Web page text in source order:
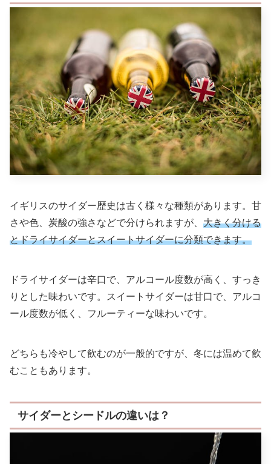
イギリスのサイダー歴史は古く様々な種類があります。甘
さや色、炭酸の強さなどで分けられますが、 大きく分ける
とドライサイダーとスイートサイダーに分類できます。
ドライサイダーは辛口で、アルコール度数が高く、すっき
りとした味わいです。スイートサイダーは甘口で、アルコ
ール度数が低く、フルーティーな味わいです。
どちらも冷やして飲むのが一般的ですが、冬には温めて飲
むこともあります。
サイダーとシードルの違いは？